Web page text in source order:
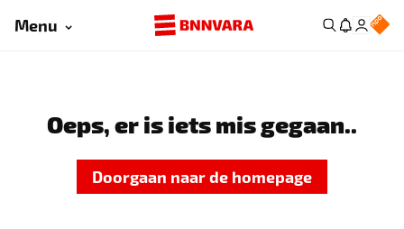
Menu
Oeps, er is iets mis gegaan..
Doorgaan naar de homepage